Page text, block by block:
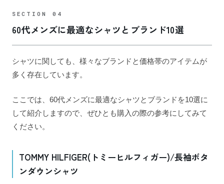
60代メンズに最適なシャツとブランド10選
シャツに関しても、様々なブランドと価格帯のアイテムが
多く存在しています。
ここでは、60代メンズに最適なシャツとブランドを10選に
して紹介しますので、ぜひとも購入の際の参考にしてみて
ください。
TOMMY HILFIGER(トミーヒルフィガー)/長袖ボタ
ンダウンシャツ